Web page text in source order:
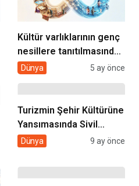
Kültür varlıklarının genç
nesillere tanıtılmasında
sivil toplumun rolü
Dünya 5 ay önce
Turizmin Şehir Kültürüne
Yansımasında Sivil
Toplumun Rolü
Dünya 9 ay önce